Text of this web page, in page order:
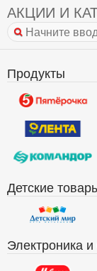
АКЦИИ И
Продукты
Детские
Электроника